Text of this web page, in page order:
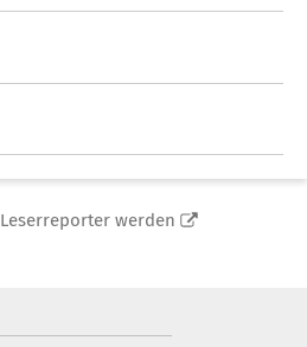
Leserreporter werden